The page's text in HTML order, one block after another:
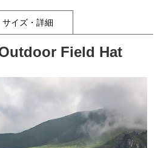
サイズ・詳細
Field Hat